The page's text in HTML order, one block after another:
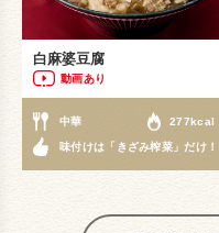
白麻婆豆腐
動画あり
中華 277kcal
味付けは「きざみ榨菜」だけ！